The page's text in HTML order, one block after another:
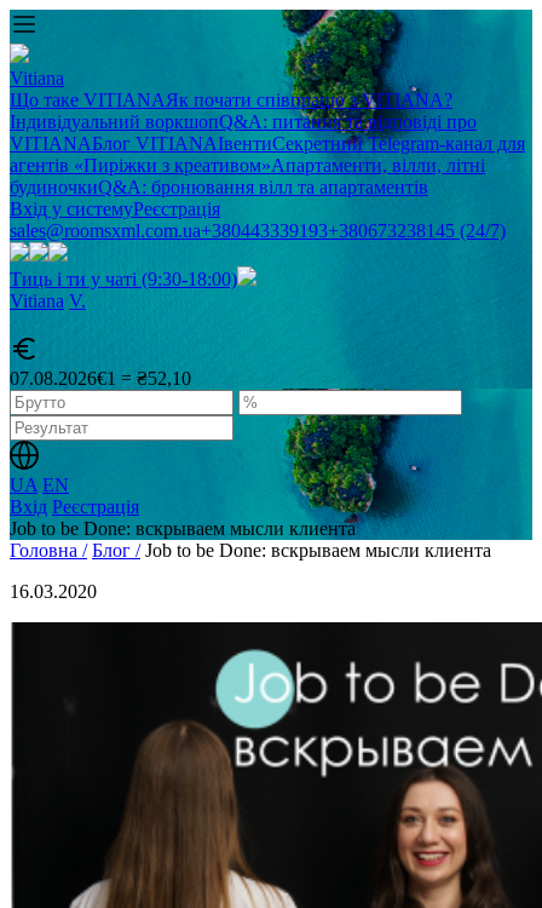
Vitiana
Що таке VITIANAЯк почати співпрацю з VITIANA?
Індивідуальний воркшопQ&A: питання та відповіді про
VITIANAБлог VITIANAІвентиСекретний Telegram-канал для
агентів «Пиріжки з креативом»Апартаменти, вілли, літні
будиночкиQ&A: бронювання вілл та апартаментів
Вхід у системуРеєстрація
sales@roomsxml.com.ua+380443339193+380673238145 (24/7)
Тиць і ти у чаті (9:30-18:00)
Vitiana V.
07.08.2026€1 = ₴52,10
UA EN
Вхід Реєстрація
Job to be Done: вскрываем мысли клиента
Головна / Блог / Job to be Done: вскрываем мысли клиента
16.03.2020